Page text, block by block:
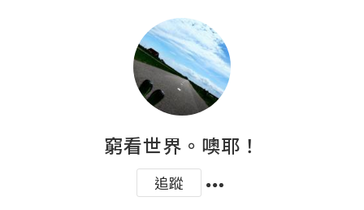
窮看世界。噢耶！
追蹤